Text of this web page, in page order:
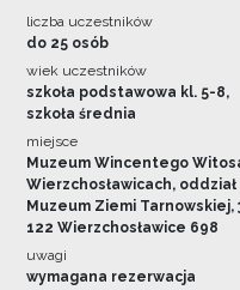
liczba uczestników
do 25 osób
wiek uczestników
szkoła podstawowa kl. 5-8,
szkoła średnia
miejsce
Muzeum Wincentego
Wierzchosławicach, oddział
Muzeum Ziemi Tarnowskiej,
122 Wierzchosławice 698
uwagi
wymagana rezerwacja